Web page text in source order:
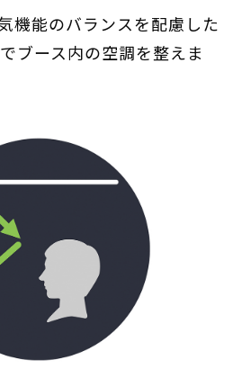
能のバランスを配慮した
ブース内の空調を整えま